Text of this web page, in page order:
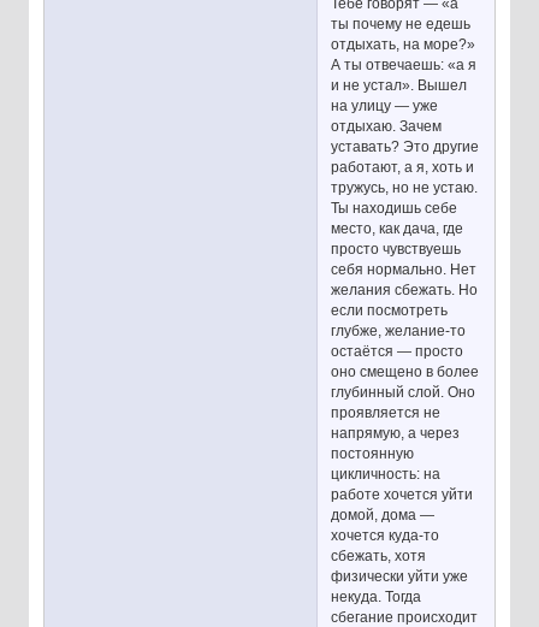
Тебе говорят — «а
ты почему не едешь
отдыхать, на море?»
А ты отвечаешь: «а я
и не устал». Вышел
на улицу — уже
отдыхаю. Зачем
уставать? Это другие
работают, а я, хоть и
тружусь, но не устаю.
Ты находишь себе
место, как дача, где
просто чувствуешь
себя нормально. Нет
желания сбежать. Но
если посмотреть
глубже, желание-то
остаётся — просто
оно смещено в более
глубинный слой. Оно
проявляется не
напрямую, а через
постоянную
цикличность: на
работе хочется уйти
домой, дома —
хочется куда-то
сбежать, хотя
физически уйти уже
некуда. Тогда
сбегание происходит